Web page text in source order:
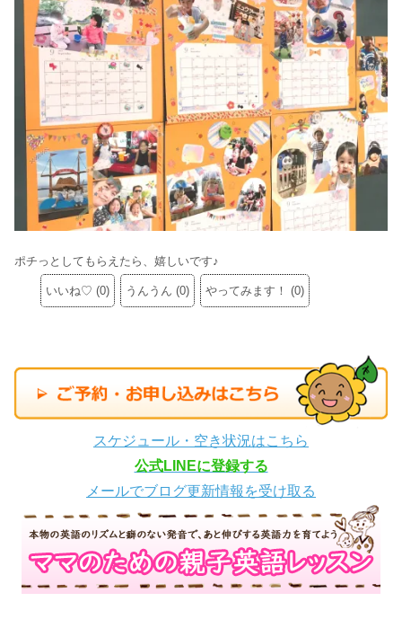
ポチっとしてもらえたら、嬉しいです♪
いいね♡ (0) うんうん (0) やってみます！ (0)
スケジュール・空き状況はこちら
公式LINEに登録する
メールでブログ更新情報を受け取る